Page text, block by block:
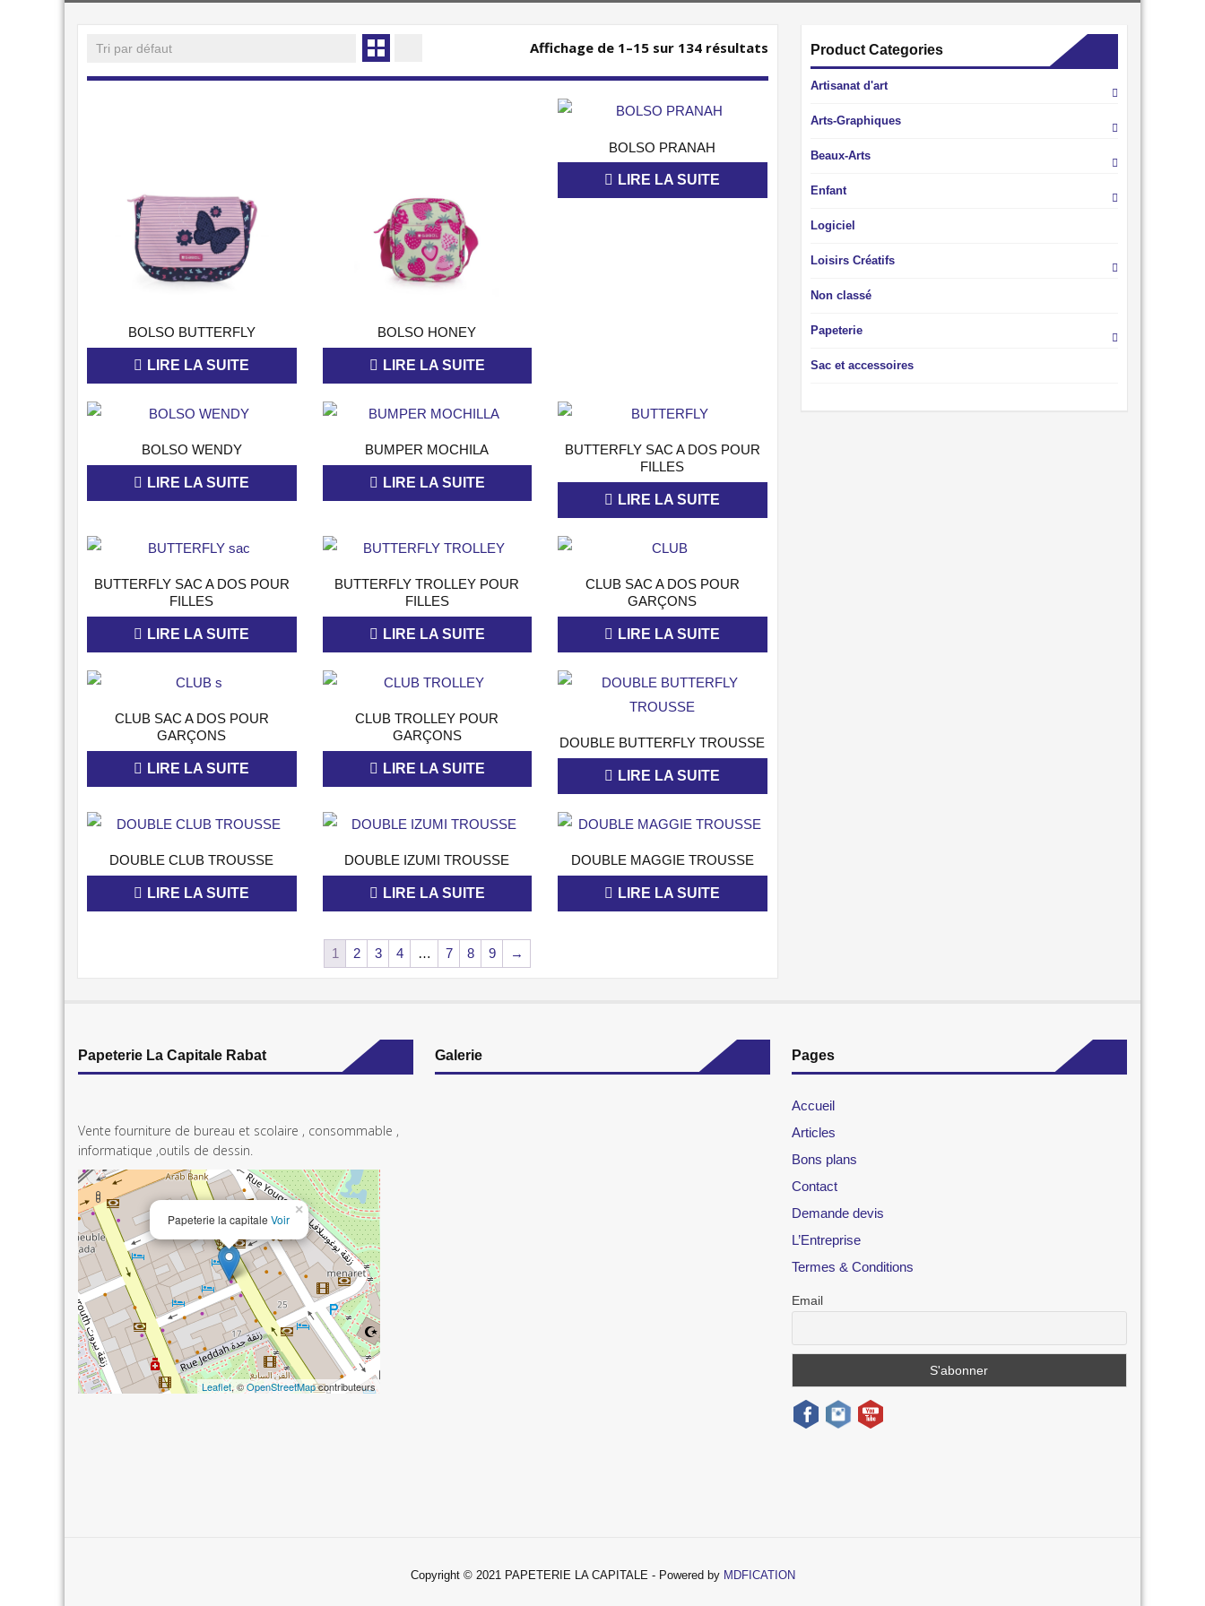
Affichage de 1–15 sur 134 résultats
APERÇU
BOLSO BUTTERFLY
LIRE LA SUITE
APERÇU
BOLSO HONEY
LIRE LA SUITE
BOLSO PRANAH
LIRE LA SUITE
APERÇU
BOLSO WENDY
LIRE LA SUITE
APERÇU
BUMPER MOCHILA
LIRE LA SUITE
APERÇU
BUTTERFLY SAC A DOS POUR
FILLES
LIRE LA SUITE
APERÇU
BUTTERFLY SAC A DOS POUR
FILLES
LIRE LA SUITE
APERÇU
BUTTERFLY TROLLEY POUR
FILLES
LIRE LA SUITE
APERÇU
CLUB SAC A DOS POUR
GARÇONS
LIRE LA SUITE
APERÇU
CLUB SAC A DOS POUR
GARÇONS
LIRE LA SUITE
APERÇU
CLUB TROLLEY POUR
GARÇONS
LIRE LA SUITE
APERÇU
DOUBLE BUTTERFLY TROUSSE
LIRE LA SUITE
APERÇU
DOUBLE CLUB TROUSSE
LIRE LA SUITE
APERÇU
DOUBLE IZUMI TROUSSE
LIRE LA SUITE
APERÇU
DOUBLE MAGGIE TROUSSE
LIRE LA SUITE
1 2 3 4 … 7 8 9 →
Product Categories
Artisanat d'art
Arts-Graphiques
Beaux-Arts
Enfant
Logiciel
Loisirs Créatifs
Non classé
Papeterie
Sac et accessoires
Papeterie La Capitale Rabat
Vente fourniture de bureau et scolaire , consommable ,
informatique ,outils de dessin.
Papeterie la capitaleVoir
×
Leaflet, ©OpenStreetMapcontributeurs
Galerie Pages
Accueil
Articles
Bons plans
Contact
Demande devis
L’Entreprise
Termes & Conditions
Email
Copyright © 2021 PAPETERIE LA CAPITALE - Powered by MDFICATION